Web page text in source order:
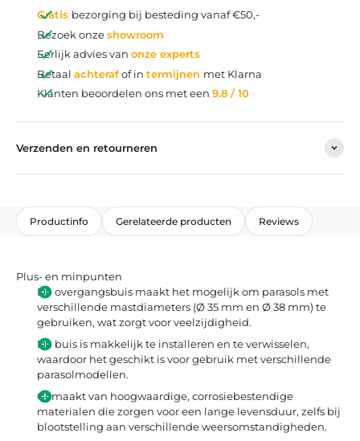
Gratis bezorging bij besteding vanaf €50,-
Bezoek onzeshowroom
Eerlijk advies van onze experts
Betaal achterafof in termijnen met Klarna
Klanten beoordelen ons met een 9.8 / 10
Verzenden en retourneren
Productinfo Gerelateerde producten Reviews
Plus- en minpunten
De overgangsbuis maakt het mogelijk om parasols met
verschillende mastdiameters (Ø 35 mm en Ø 38 mm) te
gebruiken, wat zorgt voor veelzijdigheid.
De buis is makkelijk te installeren en te verwisselen,
waardoor het geschikt is voor gebruik met verschillende
parasolmodellen.
Gemaakt van hoogwaardige, corrosiebestendige
materialen die zorgen voor een lange levensduur, zelfs bij
blootstelling aan verschillende weersomstandigheden.